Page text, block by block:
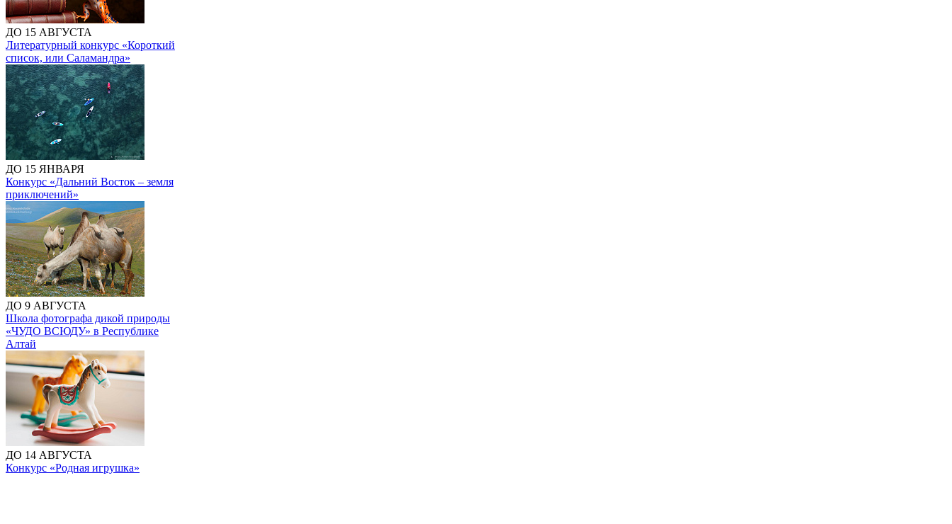
ДО 15 АВГУСТА
Литературный конкурс «Короткий
список, или Саламандра»
ДО 15 ЯНВАРЯ
Конкурс «Дальний Восток – земля
приключений»
ДО 9 АВГУСТА
Школа фотографа дикой природы
«ЧУДО ВСЮДУ» в Республике
Алтай
ДО 14 АВГУСТА
Конкурс «Родная игрушка»